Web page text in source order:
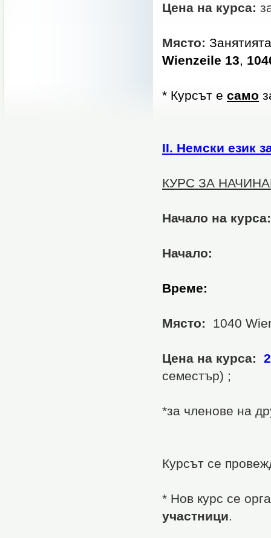
Цена на курса:
Място:
Wienzeile 13,
* Курсът е само
ІІ. Немски език
КУРС ЗА
Начало на курса:
Начало:
Време:
Място: 1040
Цена на курса:
семестър) ;
*за членове на
Курсът се
* Нов курс се
участници.